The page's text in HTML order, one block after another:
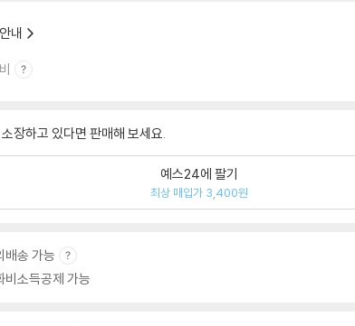
내
장하고 있다면 판매해 보세요.
예스24에 팔기
최상 매입가 3,400원
배송 가능
비소득공제 가능